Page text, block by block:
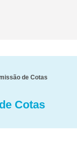
de Cotas
Cotas